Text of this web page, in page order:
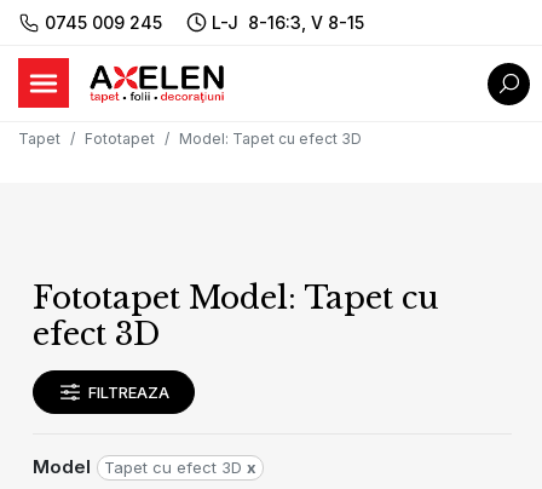
0745 009 245 L-J 8-16:3, V 8-15
Tapet Fototapet Model: Tapet cu efect 3D
Fototapet Model: Tapet cu
efect 3D
FILTREAZA
Model Tapet cu efect 3D x